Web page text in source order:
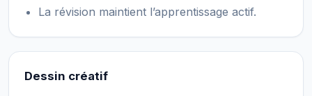
La révision maintient l’apprentissage actif.
Dessin créatif